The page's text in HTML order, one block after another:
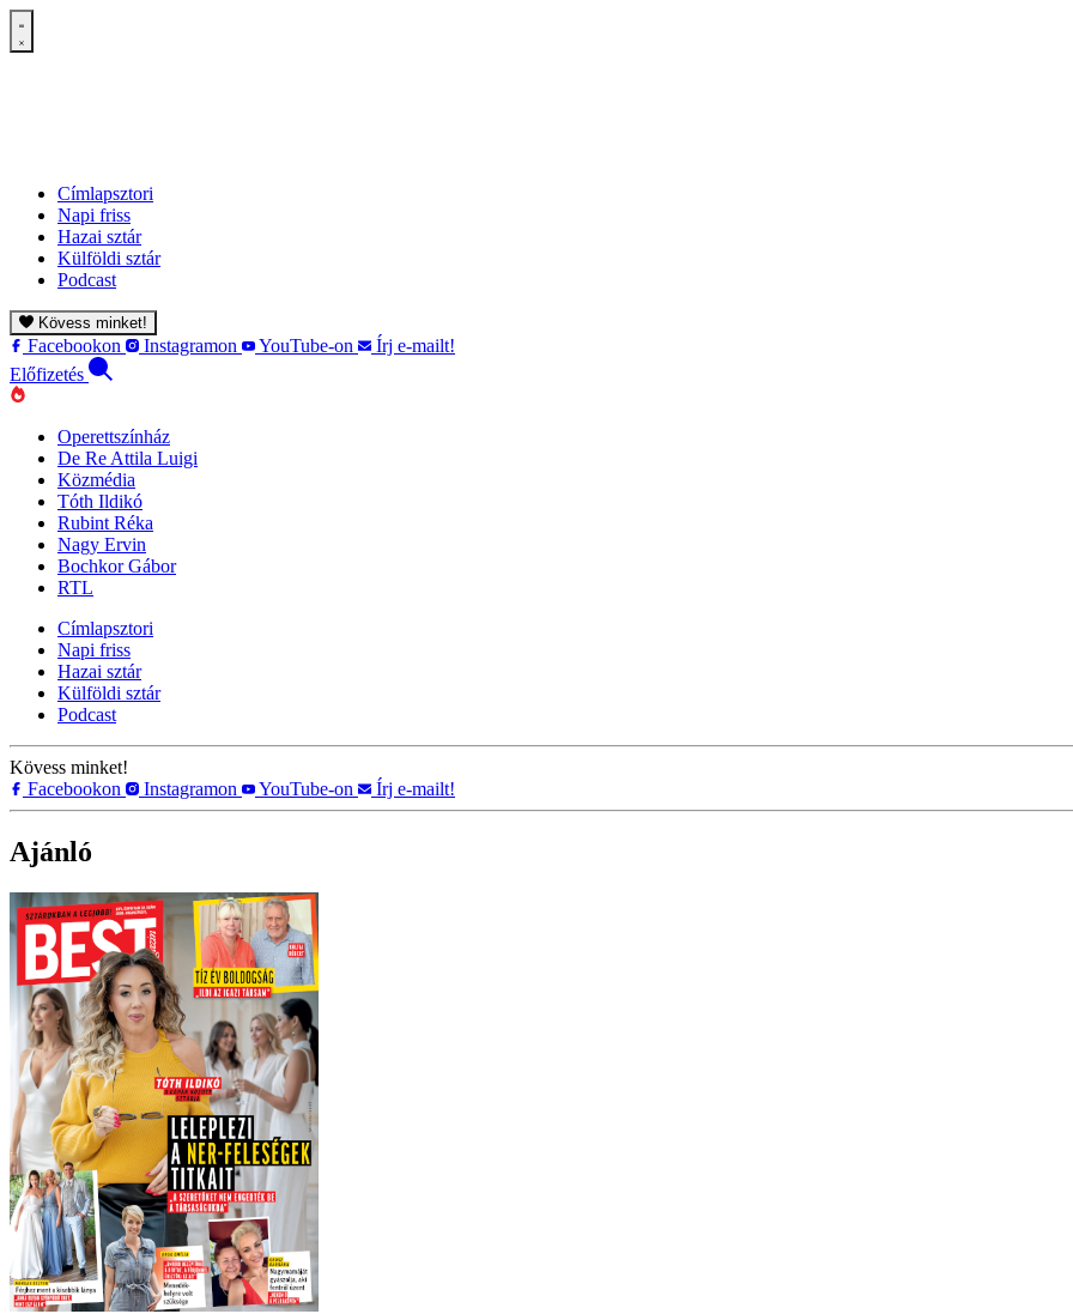
Címlapsztori
Napi friss
Hazai sztár
Külföldi sztár
Podcast
Kövess minket!
Facebookon Instagramon YouTube-on
Írj e-mailt!
Előfizetés
Operettszínház
De Re Attila Luigi
Közmédia
Tóth Ildikó
Rubint Réka
Nagy Ervin
Bochkor Gábor
RTL
Címlapsztori
Napi friss
Hazai sztár
Külföldi sztár
Podcast
Kövess minket!
Facebookon
Instagramon YouTube-on Írj e-mailt!
Ajánló